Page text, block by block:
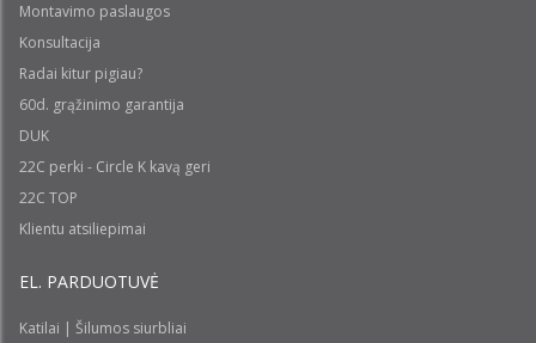
Montavimo paslaugos
Konsultacija
Radai kitur pigiau?
60d. grąžinimo garantija
DUK
22C perki - Circle K kavą geri
22C TOP
Klientu atsiliepimai
EL. PARDUOTUVĖ
Katilai | Šilumos siurbliai